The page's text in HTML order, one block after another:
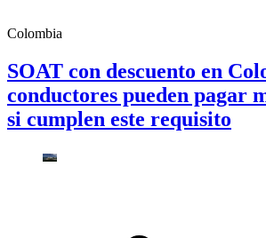
Colombia
SOAT con descuento en
conductores pueden pagar
si cumplen este requisito